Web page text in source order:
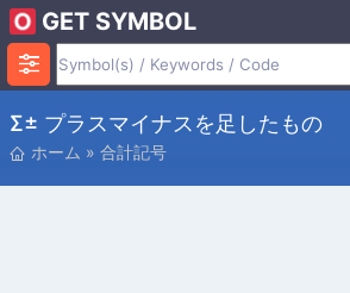
GET SYMBOL
Σ± プラスマイナスを足したもの
ホーム » 合計記号